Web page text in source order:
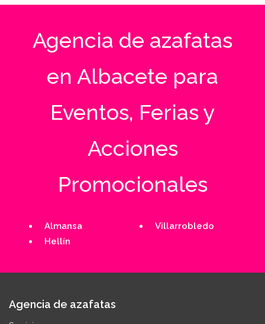
respetuosa y eficaz.
Agencia de azafatas
en Albacete para
Eventos, Ferias y
Acciones
Promocionales
Almansa
Hellín
Villarrobledo
Agencia de azafatas